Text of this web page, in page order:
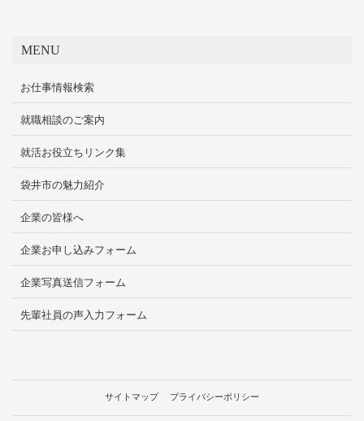
MENU
お仕事情報検索
就職相談のご案内
就活お役立ちリンク集
袋井市の魅力紹介
企業の皆様へ
企業お申し込みフォーム
企業写真送信フォーム
先輩社員の声入力フォーム
サイトマップ プライバシーポリシー